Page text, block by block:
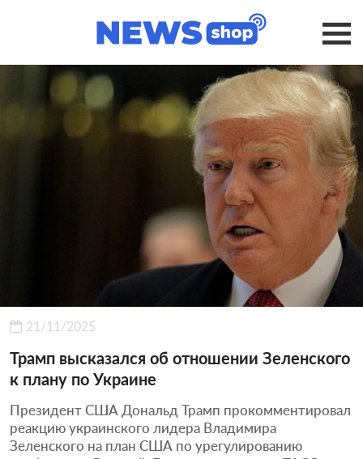
21/11/2025
Трамп высказался об отношении Зеленского
к плану по Украине
Президент США Дональд Трамп прокомментировал
реакцию украинского лидера Владимира
Зеленского на план США по урегулированию